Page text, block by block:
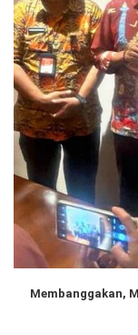
Membanggakan,